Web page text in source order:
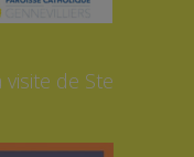
de Ste